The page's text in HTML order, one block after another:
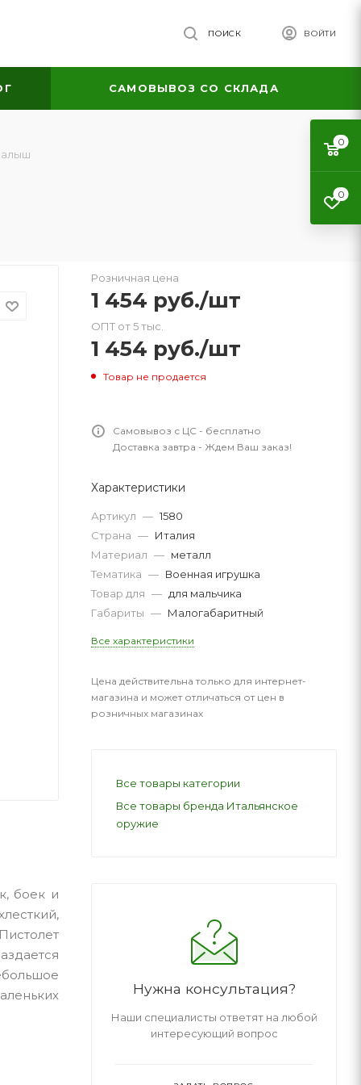
ВОЙТИ
ПОИСК
САМОВЫВОЗ СО СКЛАДА
боек и
Розничная цена
1 454 руб./шт
ОПТ от 5 тыс.
1 454 руб./шт
Товар не продается
Самовывоз с ЦС - бесплатно
Доставка завтра - Ждем Ваш заказ!
Характеристики
Артикул — 1580
Страна — Италия
Материал — металл
Тематика — Военная игрушка
Товар для — для мальчика
Габариты — Малогабаритный
Все характеристики
Цена действительна только для интернет-
магазина и может отличаться от цен в
розничных магазинах
Все товары категории
Все товары бренда Итальянское
оружие
Нужна консультация?
Наши специалисты ответят на любой
интересующий вопрос
0
0